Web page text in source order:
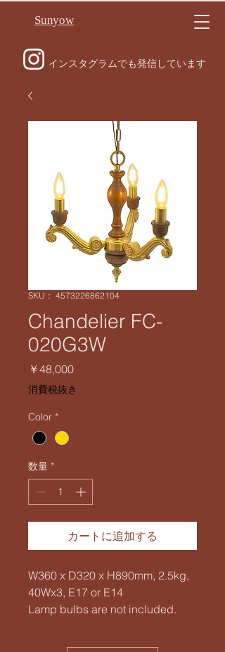
Sunyow
インスタグラムでも発信しています
SKU： 4573226862104
Chandelier FC-
020G3W
￥48,000価
格
消費税抜き
Color *
数量 *
カートに追加する
W360 x D320 x H890mm, 2.5kg,
40Wx3, E17 or E14
Lamp bulbs are not included.